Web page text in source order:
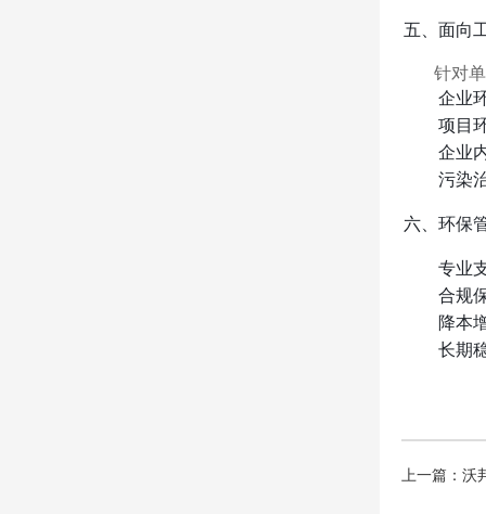
五、面向
针对
企业
项目
企业
污染
六、环保
专业
合规
降本
长期
上一篇：沃